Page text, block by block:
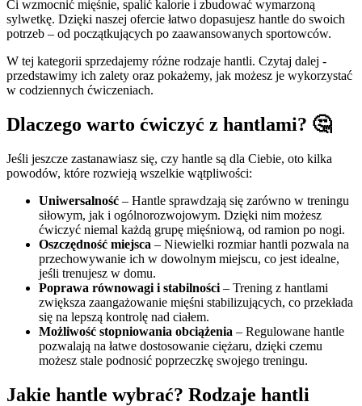
Ci wzmocnić mięśnie, spalić kalorie i zbudować wymarzoną
sylwetkę. Dzięki naszej ofercie łatwo dopasujesz hantle do swoich
potrzeb – od początkujących po zaawansowanych sportowców.
W tej kategorii sprzedajemy różne rodzaje hantli. Czytaj dalej -
przedstawimy ich zalety oraz pokażemy, jak możesz je wykorzystać
w codziennych ćwiczeniach.
Dlaczego warto ćwiczyć z hantlami? 🤔
Jeśli jeszcze zastanawiasz się, czy hantle są dla Ciebie, oto kilka
powodów, które rozwieją wszelkie wątpliwości:
Uniwersalność – Hantle sprawdzają się zarówno w treningu
siłowym, jak i ogólnorozwojowym. Dzięki nim możesz
ćwiczyć niemal każdą grupę mięśniową, od ramion po nogi.
Oszczędność miejsca – Niewielki rozmiar hantli pozwala na
przechowywanie ich w dowolnym miejscu, co jest idealne,
jeśli trenujesz w domu.
Poprawa równowagi i stabilności – Trening z hantlami
zwiększa zaangażowanie mięśni stabilizujących, co przekłada
się na lepszą kontrolę nad ciałem.
Możliwość stopniowania obciążenia – Regulowane hantle
pozwalają na łatwe dostosowanie ciężaru, dzięki czemu
możesz stale podnosić poprzeczkę swojego treningu.
Jakie hantle wybrać? Rodzaje hantli